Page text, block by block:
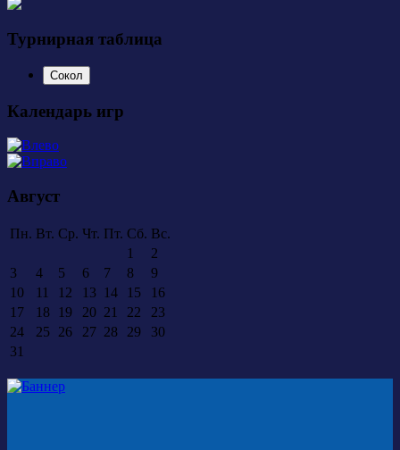
Турнирная таблица
Сокол
Календарь игр
Август
Пн. Вт. Ср. Чт. Пт. Сб. Вс.
1
2
3
4 5 6 7 8
9
10
11 12 13 14 15
16
17
18 19 20 21 22
23
24
25 26 27 28 29
30
31